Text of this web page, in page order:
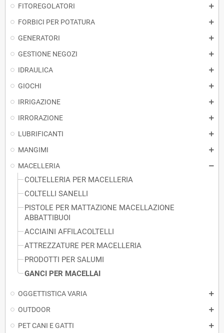
FITOREGOLATORI
FORBICI PER POTATURA
GENERATORI
GESTIONE NEGOZI
IDRAULICA
GIOCHI
IRRIGAZIONE
IRRORAZIONE
LUBRIFICANTI
MANGIMI
MACELLERIA
COLTELLERIA PER MACELLERIA
COLTELLI SANELLI
PISTOLE PER MATTAZIONE MACELLAZIONE
ABBATTIBUOI
ACCIAINI AFFILACOLTELLI
ATTREZZATURE PER MACELLERIA
PRODOTTI PER SALUMI
GANCI PER MACELLAI
OGGETTISTICA VARIA
OUTDOOR
PET CANI E GATTI